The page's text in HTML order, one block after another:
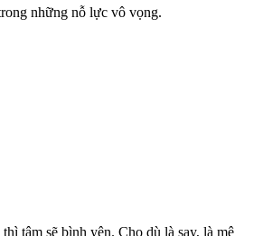
những nỗ lực vô vọng.
tâm sẽ bình yên. Cho dù là say, là mê